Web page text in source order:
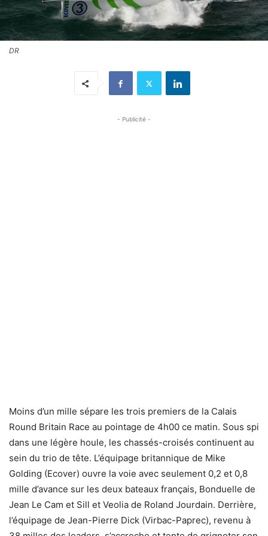
DR
- Publicité -
Moins d’un mille sépare les trois premiers de la Calais
Round Britain Race au pointage de 4h00 ce matin. Sous spi
dans une légère houle, les chassés-croisés continuent au
sein du trio de tête. L’équipage britannique de Mike
Golding (Ecover) ouvre la voie avec seulement 0,2 et 0,8
mille d’avance sur les deux bateaux français, Bonduelle de
Jean Le Cam et Sill et Veolia de Roland Jourdain. Derrière,
l’équipage de Jean-Pierre Dick (Virbac-Paprec), revenu à